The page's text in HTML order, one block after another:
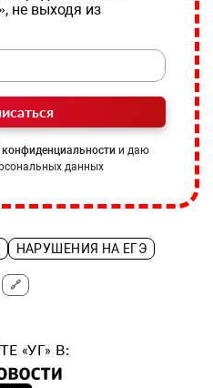
не выходя из
и даю
данных
НАРУШЕНИЯ НА ЕГЭ
🔗
«УГ» В: